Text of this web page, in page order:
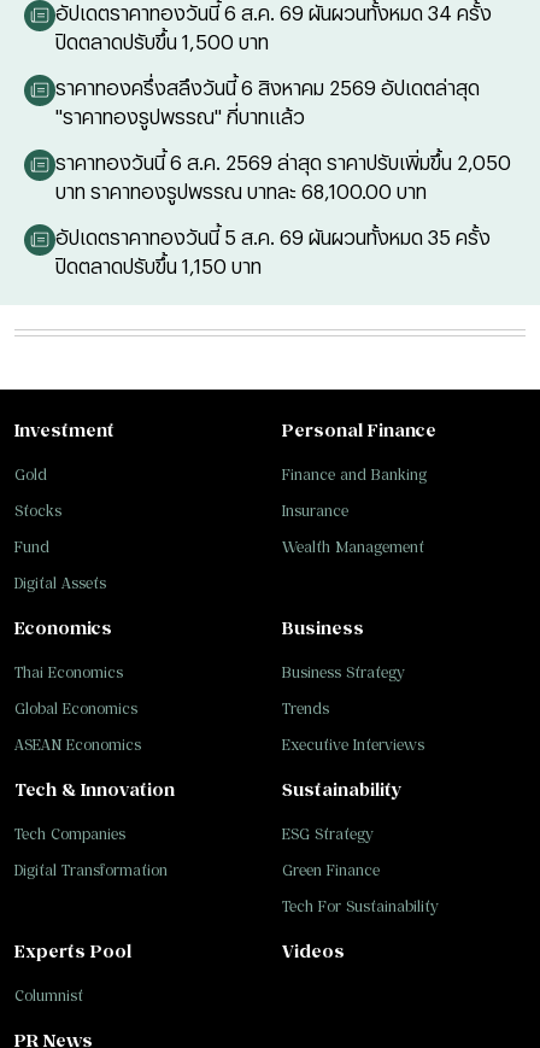
อัปเดตราคาทองวันนี้ 6 ส.ค. 69 ผันผวนทั้งหมด 34 ครั้ง
ปิดตลาดปรับขึ้น 1,500 บาท
ราคาทองครึ่งสลึงวันนี้ 6 สิงหาคม 2569 อัปเดตล่าสุด
"ราคาทองรูปพรรณ" กี่บาทแล้ว
ราคาทองวันนี้ 6 ส.ค. 2569 ล่าสุด ราคาปรับเพิ่มขึ้น 2,050
บาท ราคาทองรูปพรรณ บาทละ 68,100.00 บาท
อัปเดตราคาทองวันนี้ 5 ส.ค. 69 ผันผวนทั้งหมด 35 ครั้ง
ปิดตลาดปรับขึ้น 1,150 บาท
Investment
Gold
Stocks
Fund
Digital Assets
Personal Finance
Finance and Banking
Insurance
Wealth Management
Business
Business Strategy
Trends
Executive Interviews
Tech & Innovation
Tech Companies
Digital Transformation
Sustainability
ESG Strategy
Green Finance
Tech For Sustainability
Economics
Thai Economics
Global Economics
ASEAN Economics
Experts Pool
Columnist
Videos
PR News